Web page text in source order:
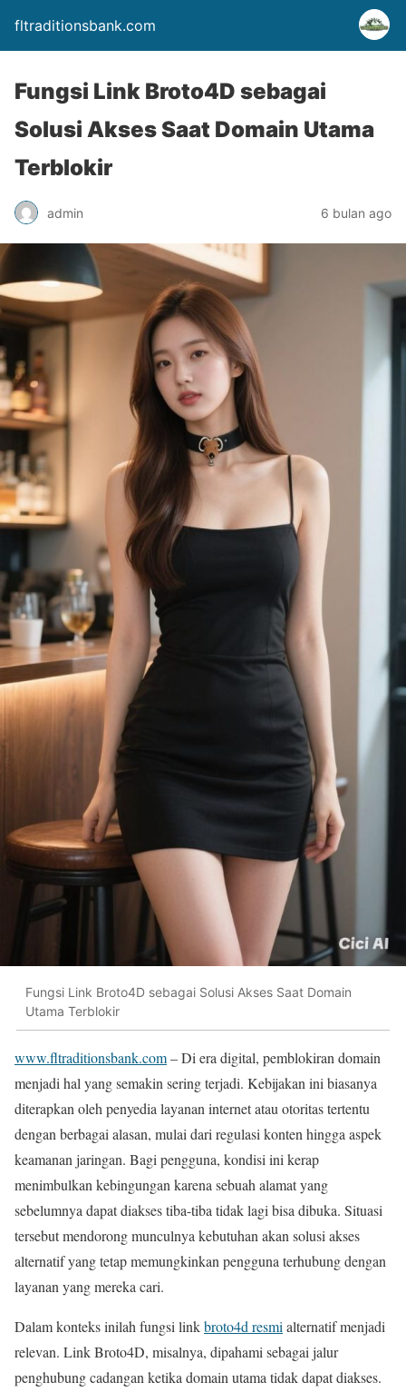
fltraditionsbank.com
Fungsi Link Broto4D sebagai
Solusi Akses Saat Domain Utama
Terblokir
admin 6 bulan ago
Fungsi Link Broto4D sebagai Solusi Akses Saat Domain
Utama Terblokir
www.fltraditionsbank.com– Di era digital, pemblokiran domain
menjadi hal yang semakin sering terjadi. Kebijakan ini biasanya
diterapkan oleh penyedia layanan internet atau otoritas tertentu
dengan berbagai alasan, mulai dari regulasi konten hingga aspek
keamanan jaringan. Bagi pengguna, kondisi ini kerap
menimbulkan kebingungan karena sebuah alamat yang
sebelumnya dapat diakses tiba-tiba tidak lagi bisa dibuka. Situasi
tersebut mendorong munculnya kebutuhan akan solusi akses
alternatif yang tetap memungkinkan pengguna terhubung dengan
layanan yang mereka cari.
Dalam konteks inilah fungsi linkbroto4d resmi alternatif menjadi
relevan. Link Broto4D, misalnya, dipahami sebagai jalur
penghubung cadangan ketika domain utama tidak dapat diakses.